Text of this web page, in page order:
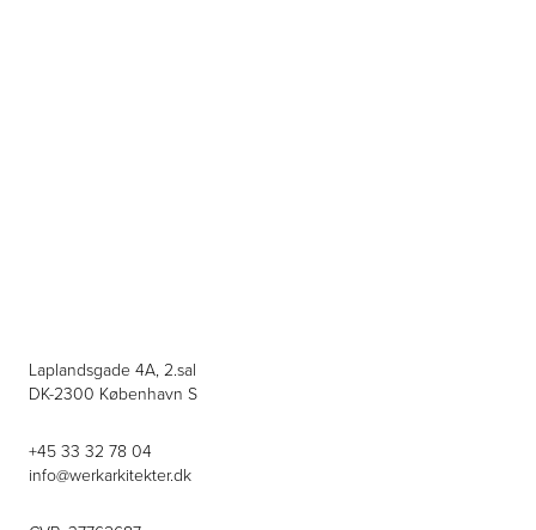
Laplandsgade 4A, 2.sal
DK-2300 København S
+45 33 32 78 04
info@werkarkitekter.dk